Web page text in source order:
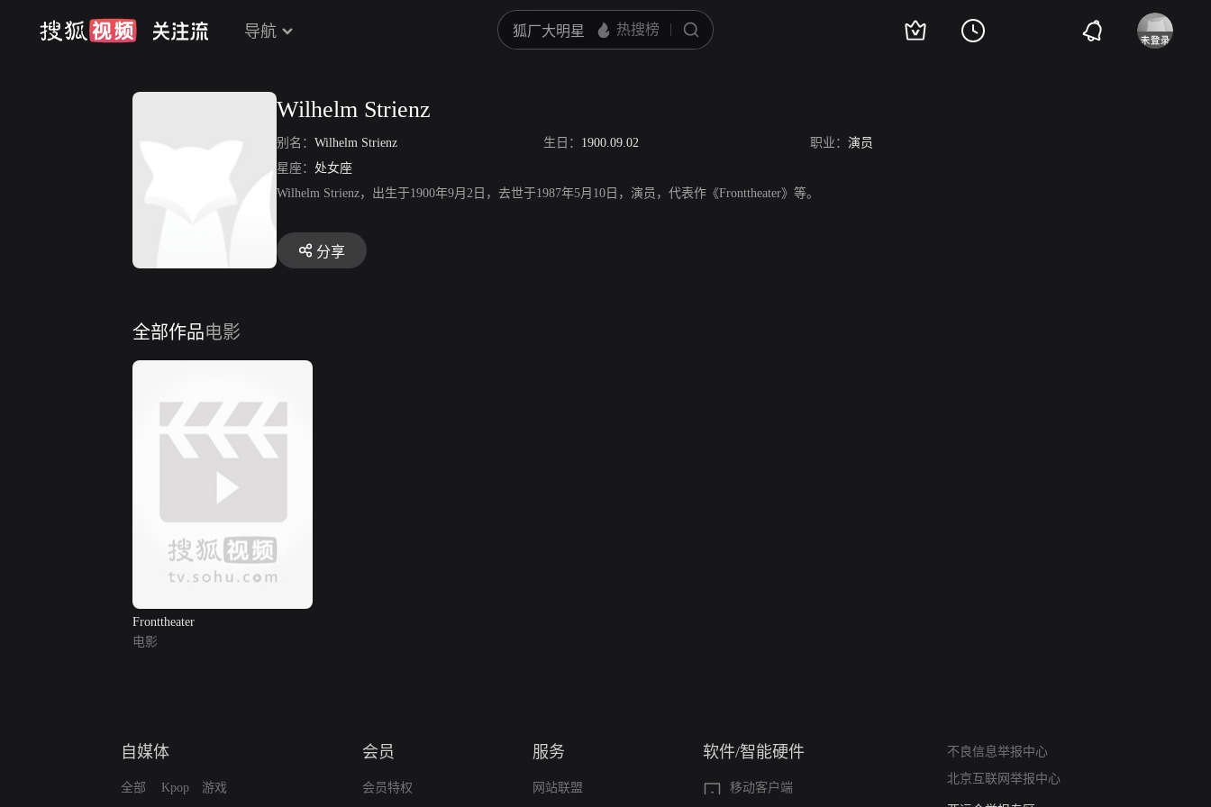
导航
Wilhelm Strienz
别名： Wilhelm Strienz 生日： 1900.09.02 职业： 演员
星座： 处女座
Wilhelm Strienz，出生于1900年9月2日，去世于1987年5月10日，演员，代表作《Fronttheater》等。
分享
全部作品电影
Fronttheater
电影
自媒体
全部 Kpop 游戏
会员
会员特权
服务
网站联盟
软件/智能硬件
移动客户端
不良信息举报中心
北京互联网举报中心
算法推荐专项举报